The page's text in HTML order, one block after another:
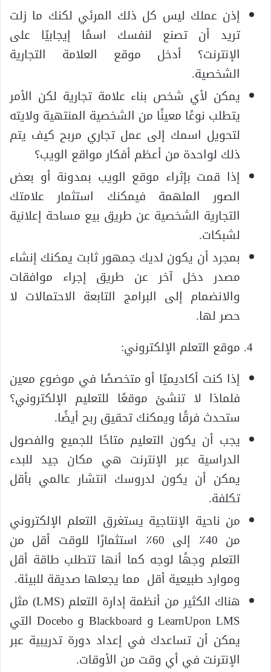
إذن عملك ليس كل ذلك المرئي لكنك ما زلت
تريد أن تصنع لنفسك اسمًا إيجابيًا على
الإنترنت؟ أدخل موقع العلامة التجارية
الشخصية.
يمكن لأي شخص بناء علامة تجارية لكن الأمر
يتطلب نوعًا معينًا من الشخصية المنتهية ولايته
لتحويل اسمك إلى عمل تجاري مربح كيف يتم
ذلك لواحدة من أعظم أفكار مواقع الويب؟
إذا قمت بإثراء موقع الويب بمدونة أو بعض
الصور الملهمة فيمكنك استثمار علامتك
التجارية الشخصية عن طريق بيع مساحة إعلانية
لشبكات.
بمجرد أن يكون لديك جمهور ثابت يمكنك إنشاء
مصدر دخل آخر عن طريق إجراء موافقات
والانضمام إلى البرامج التابعة الاحتمالات لا
حصر لها.
موقع التعلم الإلكتروني:
إذا كنت أكاديميًا أو متخصصًا في موضوع معين
فلماذا لا تنشئ موقعًا للتعليم الإلكتروني؟
ستحدث فرقًا ويمكنك تحقيق ربح أيضًا.
يجب أن يكون التعليم متاحًا للجميع والفصول
الدراسية عبر الإنترنت هي مكان جيد للبدء
يمكن أن يكون لدروسك انتشار عالمي بأقل
تكلفة.
من ناحية الإنتاجية يستغرق التعلم الإلكتروني
من 40٪ إلى 60٪ استثمارًا للوقت أقل من
التعلم وجهًا لوجه كما أنها تتطلب طاقة أقل
وموارد طبيعية أقل مما يجعلها صديقة للبيئة.
هناك الكثير من أنظمة إدارة التعلم (LMS) مثل
LearnUpon LMS و Blackboard و Docebo التي
يمكن أن تساعدك في إعداد دورة تدريبية عبر
الإنترنت في أي وقت من الأوقات.